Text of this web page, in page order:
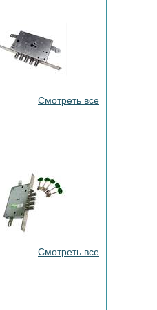
Смотреть все
Смотреть все